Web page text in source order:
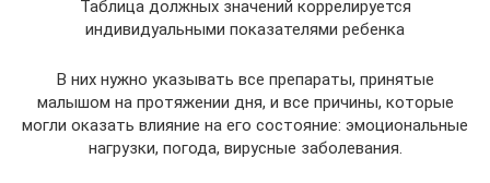
Таблица должных значений коррелируется
индивидуальными показателями ребенка
В них нужно указывать все препараты, принятые
малышом на протяжении дня, и все причины, которые
могли оказать влияние на его состояние: эмоциональные
нагрузки, погода, вирусные заболевания.